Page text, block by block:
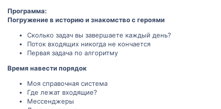
Программа:
Погружение в историю и знакомство с героями
Сколько задач вы завершаете каждый день?
Поток входящих никогда не кончается
Первая задача по алгоритму
Время навести порядок
Моя справочная система
Где лежат входящие?
Мессенджеры